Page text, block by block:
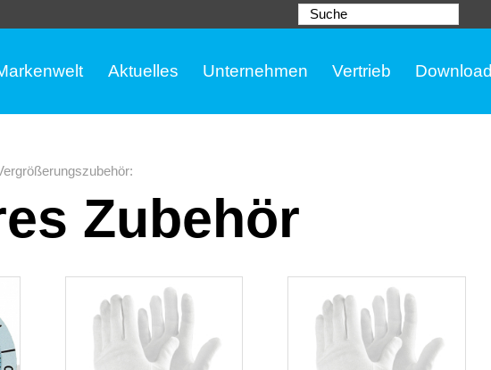
Suche
Aktuelles Unternehmen Vertrieb Download
:
Zubehör